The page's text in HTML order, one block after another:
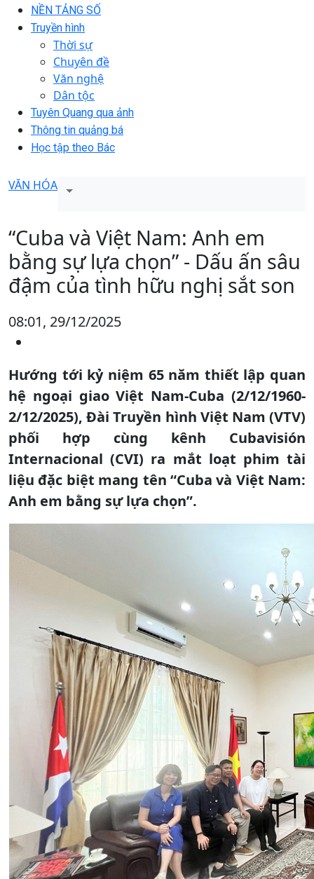
NỀN TẢNG SỐ
Truyền hình
Thời sự
Chuyên đề
Văn nghệ
Dân tộc
Tuyên Quang qua ảnh
Thông tin quảng bá
Học tập theo Bác
VĂN HÓA
“Cuba và Việt Nam: Anh em
bằng sự lựa chọn” - Dấu ấn sâu
đậm của tình hữu nghị sắt son
08:01, 29/12/2025
Hướng tới kỷ niệm 65 năm thiết lập quan
hệ ngoại giao Việt Nam-Cuba (2/12/1960-
2/12/2025), Đài Truyền hình Việt Nam (VTV)
phối hợp cùng kênh Cubavisión
Internacional (CVI) ra mắt loạt phim tài
liệu đặc biệt mang tên “Cuba và Việt Nam:
Anh em bằng sự lựa chọn”.